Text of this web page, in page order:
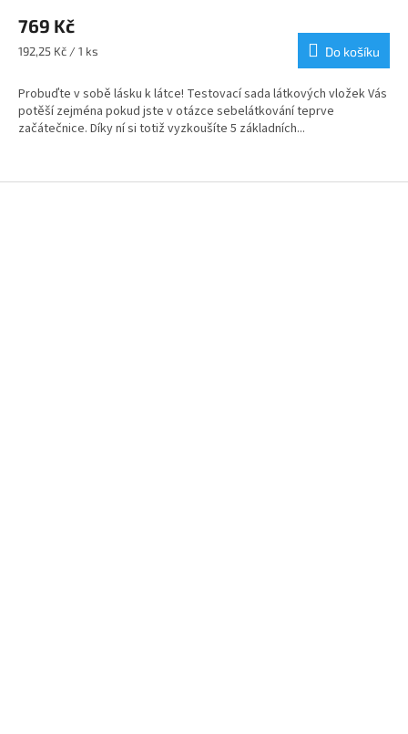
produktu
je
4,7
5
hvězdiček.
769 Kč
Měrná
192,25 Kč / 1 ks Do košíku
Probuďte v sobě lásku k látce! Testovací sada látkových vložek Vás
potěší zejména pokud jste v otázce sebelátkování teprve
začátečnice. Díky ní si totiž vyzkoušíte 5 základních...